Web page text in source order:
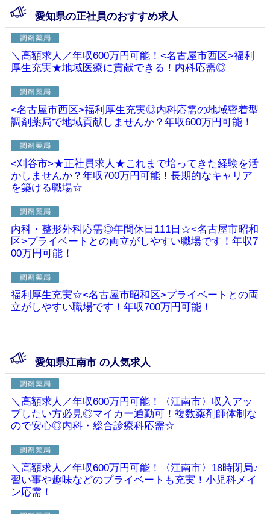
愛知県の正社員のおすすめ求人
＼高額求人／年収600万円可能！<名古屋市西区>福利
厚生充実★地域医療に貢献できる！内科応需◎
<名古屋市西区>福利厚生充実◎内科応需の地域密着型
調剤薬局で地域貢献しませんか？年収600万円可能！
<刈谷市>★正社員求人★これまで培ってきた経験を活
かしませんか？年収700万円可能！長期的なキャリア
を築ける職場☆
内科・整形外科応需◎年間休日111日☆<名古屋市昭和
区>プライベートとの両立がしやすい職場です！年収7
00万円可能！
福利厚生充実☆<名古屋市昭和区>プライベートとの両
立がしやすい職場です！年収700万円可能！
愛知県江南市 の人気求人
＼高額求人／年収600万円可能！〈江南市〉収入アッ
プしたい方必見◎マイカー通勤可！複数薬剤師体制な
ので安心◎内科・総合診療科応需☆
＼高額求人／年収600万円可能！〈江南市〉18時閉局♪
習い事や趣味などのプライベートも充実！小児科メイ
ン応需！